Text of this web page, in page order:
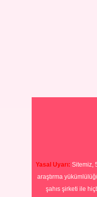
Yasal Uyarı: Sitemiz,
araştırma
şahıs şirketi ile